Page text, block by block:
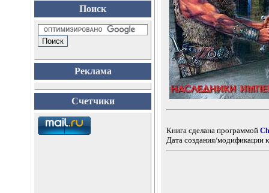
Поиск
Реклама
Счетчики
Книга сделана программой
Дата создания/модификации